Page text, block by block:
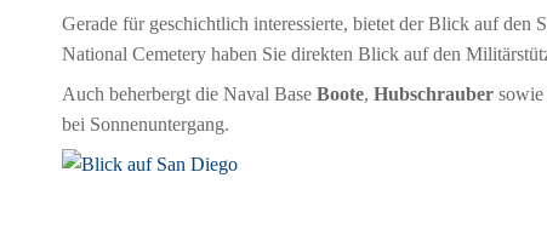
Gerade für geschichtlich interessierte, bietet der Blick auf den
National Cemetery haben Sie direkten Blick auf den
Auch beherbergt die Naval Base Boote, Hubschrauber
bei Sonnenuntergang.